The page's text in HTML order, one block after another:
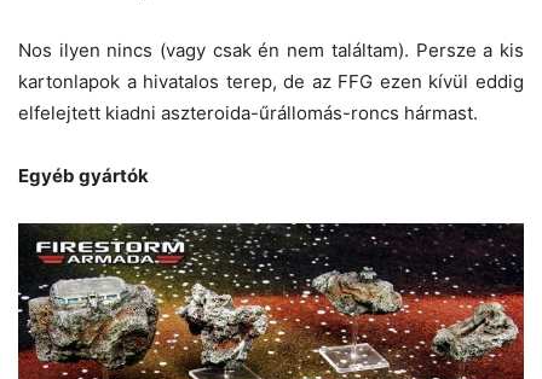
Nos ilyen nincs (vagy csak én nem találtam). Persze a kis
kartonlapok a hivatalos terep, de az FFG ezen kívül eddig
elfelejtett kiadni aszteroida-űrállomás-roncs hármast.
Egyéb gyártók